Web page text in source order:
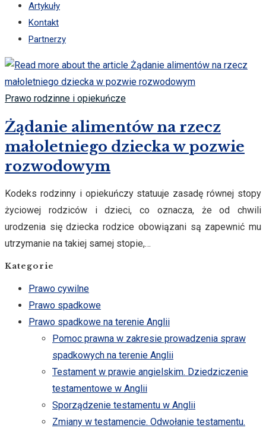
Artykuły
Kontakt
Partnerzy
Prawo rodzinne i opiekuńcze
Żądanie alimentów na rzecz
małoletniego dziecka w pozwie
rozwodowym
Kodeks rodzinny i opiekuńczy statuuje zasadę równej stopy
życiowej rodziców i dzieci, co oznacza, że od chwili
urodzenia się dziecka rodzice obowiązani są zapewnić mu
utrzymanie na takiej samej stopie,…
Kategorie
Prawo cywilne
Prawo spadkowe
Prawo spadkowe na terenie Anglii
Pomoc prawna w zakresie prowadzenia spraw
spadkowych na terenie Anglii
Testament w prawie angielskim. Dziedziczenie
testamentowe w Anglii
Sporządzenie testamentu w Anglii
Zmiany w testamencie. Odwołanie testamentu.